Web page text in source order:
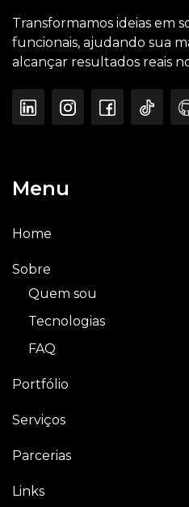
Transformamos ideias em
funcionais, ajudando sua
alcançar resultados reais
Menu
Home
Sobre
Quem sou
Tecnologias
FAQ
Portfólio
Serviços
Parcerias
Links